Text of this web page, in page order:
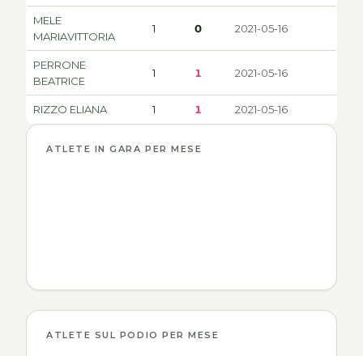
MELE
MARIAVITTORIA
1 0 2021-05-16
PERRONE
BEATRICE
1 1 2021-05-16
RIZZO ELIANA 1 1 2021-05-16
ATLETE IN GARA PER MESE
ATLETE SUL PODIO PER MESE